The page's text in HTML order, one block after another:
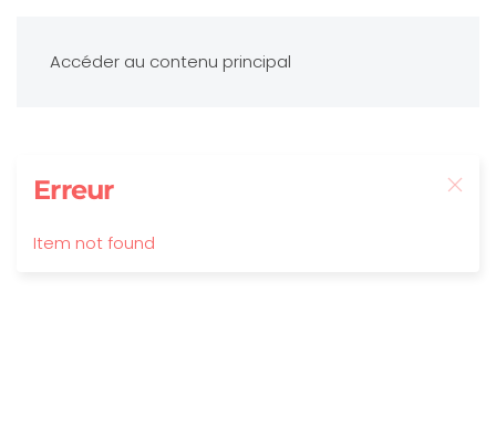
Accéder au contenu principal
Erreur
Item not found